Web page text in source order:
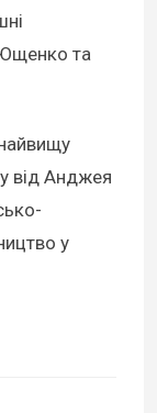
та
від Анджея
у